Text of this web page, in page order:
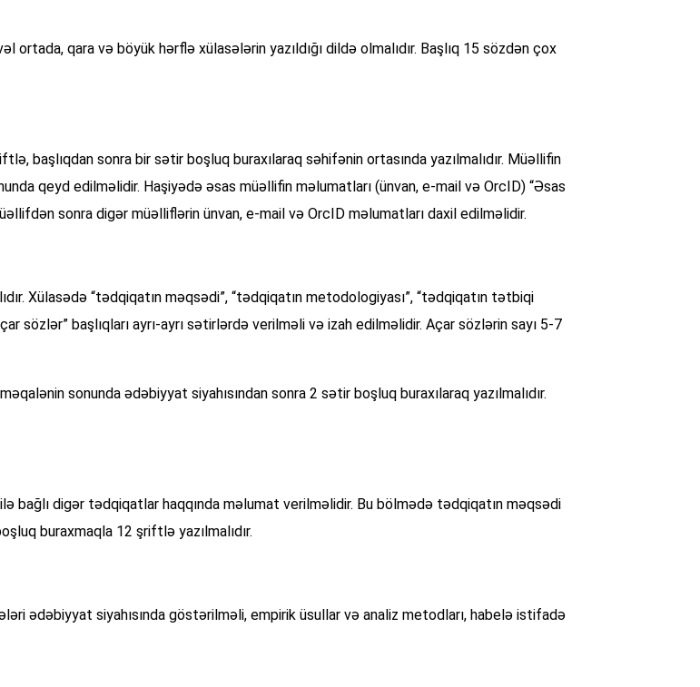
qara və böyük hərflə xülasələrin yazıldığı dildə olmalıdır. Başlıq 15 sözdən çox
başlıqdan sonra bir sətir boşluq buraxılaraq səhifənin ortasında yazılmalıdır. Müəllifin
qeyd edilməlidir. Haşiyədə əsas müəllifin məlumatları (ünvan, e-mail və OrcID) “Əsas
sonra digər müəlliflərin ünvan, e-mail və OrcID məlumatları daxil edilməlidir.
Xülasədə “tədqiqatın məqsədi”, “tədqiqatın metodologiyası”, “tədqiqatın tətbiqi
sözlər” başlıqları ayrı-ayrı sətirlərdə verilməli və izah edilməlidir. Açar sözlərin sayı 5-7
sonunda ədəbiyyat siyahısından sonra 2 sətir boşluq buraxılaraq yazılmalıdır.
bağlı digər tədqiqatlar haqqında məlumat verilməlidir. Bu bölmədə tədqiqatın məqsədi
buraxmaqla 12 şriftlə yazılmalıdır.
ədəbiyyat siyahısında göstərilməli, empirik üsullar və analiz metodları, habelə istifadə